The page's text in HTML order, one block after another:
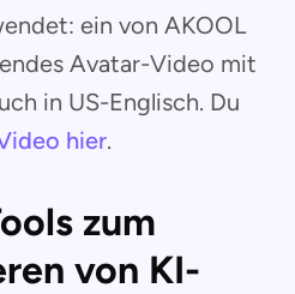
ein von AKOOL
Avatar-Video mit
in US-Englisch. Du
hier.
zum
von KI-